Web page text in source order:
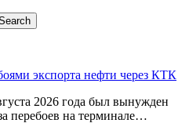
экспорта нефти через КТК
2026 года был вынужден
перебоев на терминале…